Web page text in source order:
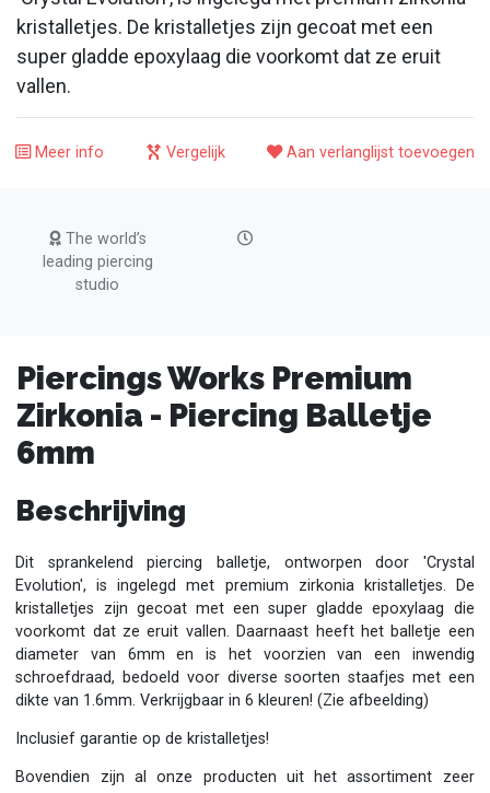
kristalletjes. De kristalletjes zijn gecoat met een
super gladde epoxylaag die voorkomt dat ze eruit
vallen.
Meer info Vergelijk Aan verlanglijst toevoegen
The world’s
leading piercing
studio
Piercings Works Premium
Zirkonia - Piercing Balletje
6mm
Beschrijving
Dit sprankelend piercing balletje, ontworpen door 'Crystal
Evolution', is ingelegd met premium zirkonia kristalletjes. De
kristalletjes zijn gecoat met een super gladde epoxylaag die
voorkomt dat ze eruit vallen. Daarnaast heeft het balletje een
diameter van 6mm en is het voorzien van een inwendig
schroefdraad, bedoeld voor diverse soorten staafjes met een
dikte van 1.6mm. Verkrijgbaar in 6 kleuren! (Zie afbeelding)
Inclusief garantie op de kristalletjes!
Bovendien zijn al onze producten uit het assortiment zeer